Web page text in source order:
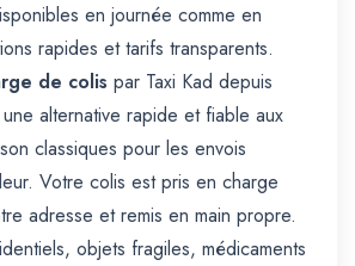
en journée comme en
rapides et tarifs transparents.
de colis par Taxi Kad depuis
alternative rapide et fiable aux
classiques pour les envois
Votre colis est pris en charge
adresse et remis en main propre.
objets fragiles, médicaments